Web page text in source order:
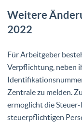
Weitere
2022
Für Arbeitgeber
Verpflichtung, neben
Zentrale zu melden.
ermöglicht die
steuerpflichtigen